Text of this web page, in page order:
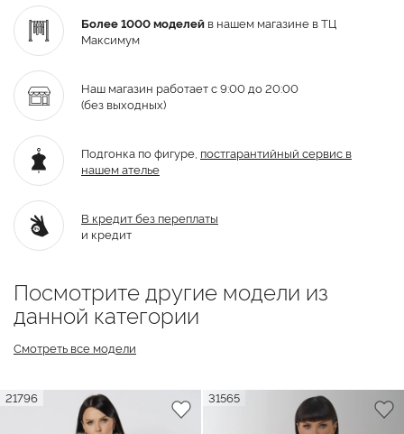
Более 1000 моделей в нашем магазине в ТЦ
Максимум
Наш магазин работает с 9:00 до 20:00
(без выходных)
Подгонка по фигуре, постгарантийный сервис в
нашем ателье
В кредит без переплаты
и кредит
Посмотрите другие модели из
данной категории
Смотреть все модели
21796 31565